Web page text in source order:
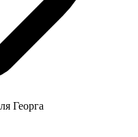
Георга